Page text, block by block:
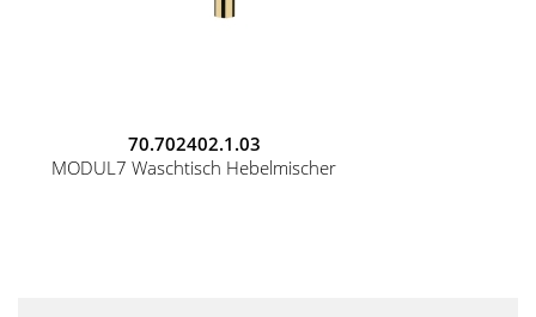
70.702402.1.03
MODUL7 Waschtisch Hebelmischer